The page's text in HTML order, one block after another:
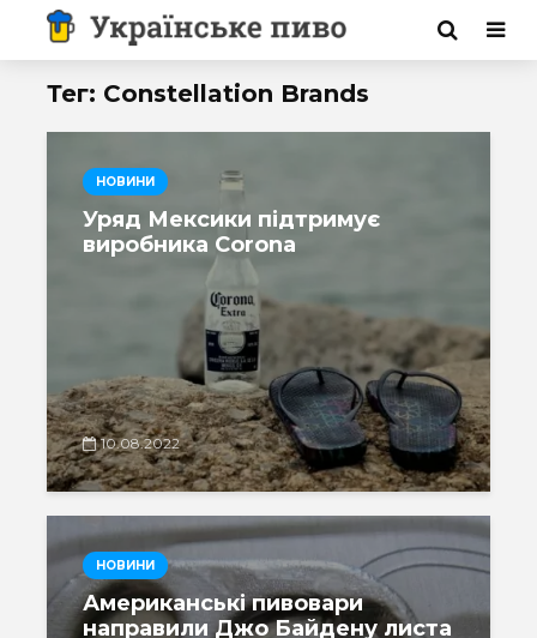
Тег: Constellation Brands
НОВИНИ
Уряд Мексики підтримує
виробника Corona
10.08.2022
НОВИНИ
Американські пивовари
направили Джо Байдену листа